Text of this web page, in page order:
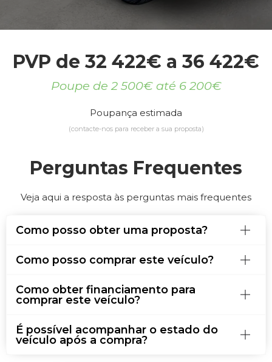
PVP de 32 422€ a 36 422€
Poupe de 2 500€ até 6 200€
Poupança estimada
(contacte-nos para receber a sua proposta)
Perguntas Frequentes
Veja aqui a resposta às perguntas mais frequentes
Como posso obter uma proposta?
Como posso comprar este veículo?
Como obter financiamento para
comprar este veículo?
É possível acompanhar o estado do
veículo após a compra?